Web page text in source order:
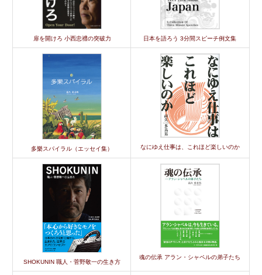
扉を開けろ 小西忠禮の突破力 日本を語ろう 3分間スピーチ例文集
多樂スパイラル（エッセイ集） なにゆえ仕事は、これほど楽しいのか
SHOKUNIN 職人・菅野敬一の生き方
魂の伝承 アラン・シャペルの弟子たち